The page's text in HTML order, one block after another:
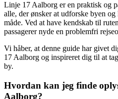
Linje 17 Aalborg er en praktisk og
alle, der ønsker at udforske byen
måde. Ved at have kendskab til
passagerer nyde en problemfri
Vi håber, at denne guide har givet
17 Aalborg og inspireret dig til at
by.
Hvordan kan jeg finde
Aalborg?